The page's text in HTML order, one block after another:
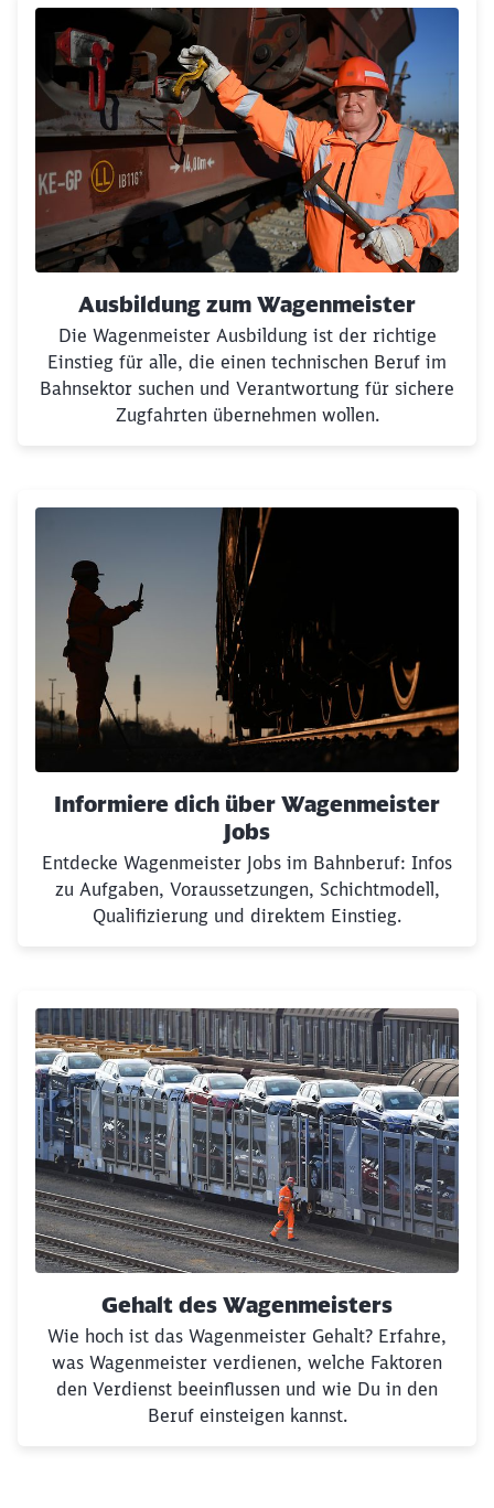
Ausbildung zum Wagenmeister
Die Wagenmeister Ausbildung ist der richtige
Einstieg für alle, die einen technischen Beruf im
Bahnsektor suchen und Verantwortung für sichere
Zugfahrten übernehmen wollen.
Informiere dich über Wagenmeister
Jobs
Entdecke Wagenmeister Jobs im Bahnberuf: Infos
zu Aufgaben, Voraussetzungen, Schichtmodell,
Qualifizierung und direktem Einstieg.
Gehalt des Wagenmeisters
Wie hoch ist das Wagenmeister Gehalt? Erfahre,
was Wagenmeister verdienen, welche Faktoren
den Verdienst beeinflussen und wie Du in den
Beruf einsteigen kannst.